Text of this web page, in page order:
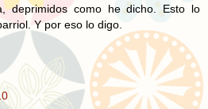
deprimidos como he dicho. Esto lo
Y por eso lo digo.